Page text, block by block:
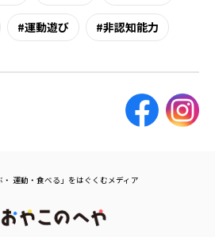
運動遊び 非認知能力
・ 運動・食べる」をはぐくむメディア